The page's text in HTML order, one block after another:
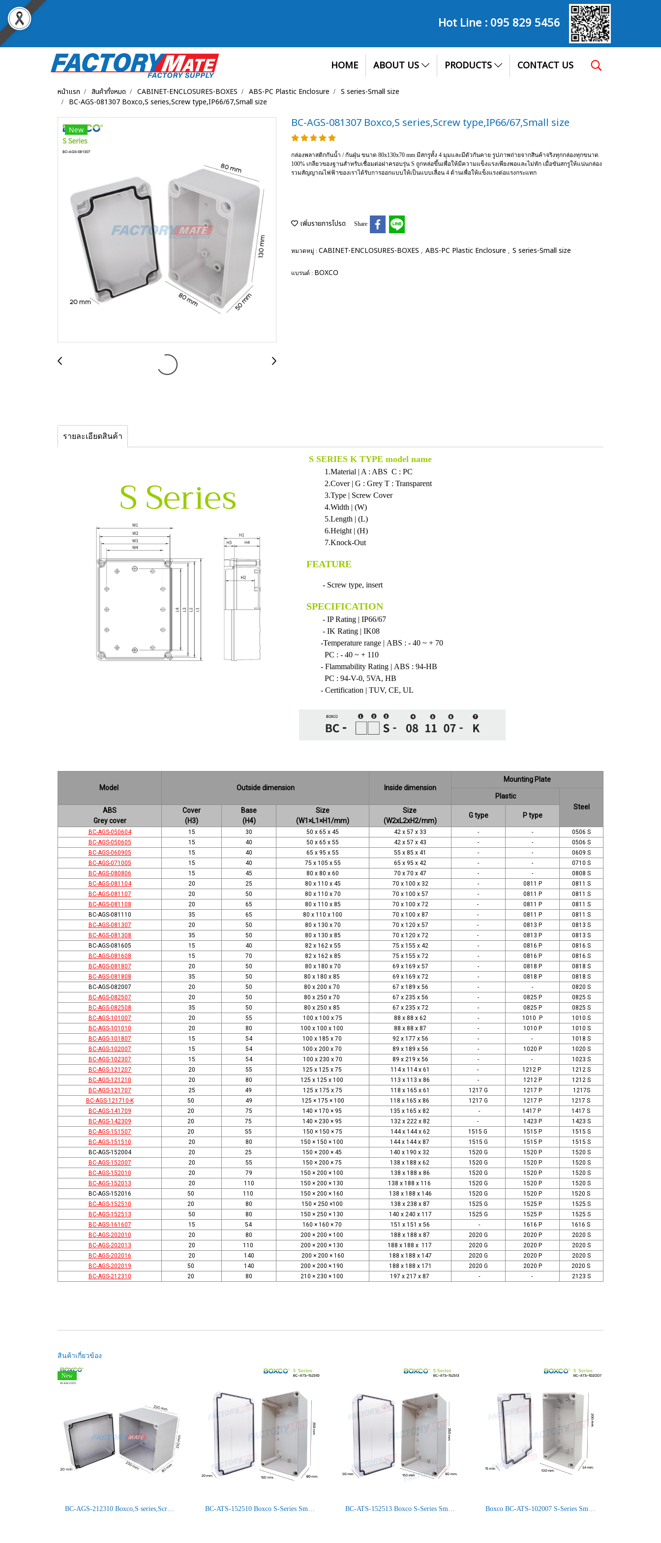
Hot Line :095 829 5456
HOME ABOUT US PRODUCTS CONTACT US
หน้าแรก สินค้าทั้งหมด CABINET-ENCLOSURES-BOXES ABS-PC Plastic Enclosure
S series-Small size
BC-AGS-081307 Boxco,S series,Screw type,IP66/67,Small size
New BC-AGS-081307 Boxco,S series,Screw type,IP66/67,Small size
กล่องพลาสติกกันน้ำ / กันฝุ่น ขนาด 80x130x70 mm มีสกรูทั้ง 4 มุมและมีตัวกันคาย รูปภาพถ่ายจากสินค้าจริงทุกกล่องทุกขนาด
100% เกลียวของฐานสำหรับเชื่อมต่อฝาครอบรุ่น S ถูกหล่อขึ้นเพื่อให้มีความแข็งแรงเพียงพอและไม่หัก เมื่อขันสกรูให้แน่นกล่อง
รวมสัญญาณไฟฟ้าของเราได้รับการออกแบบให้เป็นแบบเลื่อน 4 ด้านเพื่อให้แข็งแรงต่อแรงกระแทก
เพิ่มรายการโปรด Share
หมวดหมู่ : CABINET-ENCLOSURES-BOXES ABS-PC Plastic Enclosure S series-Small size
แบรนด์ : BOXCO
รายละเอียดสินค้า
S Series
S SERIES K TYPE model name
1.Material | A : ABS C : PC
2.Cover | G : Grey T : Transparent
3.Type | Screw Cover
4.Width | (W)
5.Length | (L)
6.Height | (H)
7.Knock-Out
FEATURE
- Screw type, insert
SPECIFICATION
- IP Rating | IP66/67
- IK Rating | IK08
-Temperature range | ABS : - 40 ~ + 70
PC : - 40 ~ + 110
- Flammability Rating | ABS : 94-HB
PC : 94-V-0, 5VA, HB
- Certification | TUV, CE, UL
Model Outside dimension Inside dimension
Mounting Plate
Plastic
Steel
ABS
Grey cover
Cover
(H3)
Base
(H4)
Size
(W1×L1×H1/mm)
Size
(W2xL2xH2/mm)
G type P type
BC-AGS-050604 15 30 50 x 65 x 45 42 x 57 x 33 - -
0506 S
BC-AGS-050605
15 40 50 x 65 x 55 42 x 57 x 43 - -
0506 S
BC-AGS-060905
15 40 65 x 95 x 55 55 x 85 x 41 - -
0609 S
BC-AGS-071005
15 40 75 x 105 x 55 65 x 95 x 42 - -
0710 S
BC-AGS-080806
15 45 80 x 80 x 60 70 x 70 x 47 - -
0808 S
BC-AGS-081104
20 25 80 x 110 x 45 70 x 100 x 32 - 0811 P
0811 S
BC-AGS-081107
20 50 80 x 110 x 70 70 x 100 x 57 - 0811 P
0811 S
BC-AGS-081108
20 65 80 x 110 x 85 70 x 100 x 72 - 0811 P
0811 S
BC-AGS-081110
35 65 80 x 110 x 100 70 x 100 x 87 - 0811 P
0811 S
BC-AGS-081307
20 50 80 x 130 x 70 70 x 120 x 57 - 0813 P
0813 S
BC-AGS-081308
35 50 80 x 130 x 85 70 x 120 x 72 - 0813 P
0813 S
BC-AGS-081605
15 40 82 x 162 x 55 75 x 155 x 42 - 0816 P
0816 S
BC-AGS-081608
15 70 82 x 162 x 85 75 x 155 x 72 - 0816 P
0816 S
BC-AGS-081807
20 50 80 x 180 x 70 69 x 169 x 57 - 0818 P
0818 S
BC-AGS-081808
35 50 80 x 180 x 85 69 x 169 x 72 - 0818 P
0818 S
BC-AGS-082007
20 50 80 x 200 x 70 67 x 189 x 56 - -
0820 S
BC-AGS-082507
20 50 80 x 250 x 70 67 x 235 x 56 - 0825 P
0825 S
BC-AGS-082508
35 50 80 x 250 x 85 67 x 235 x 72 - 0825 P
0825 S
BC-AGS-101007
20 55 100 x 100 x 75 88 x 88 x 62 - 1010 P
1010 S
BC-AGS-101010
20 80 100 x 100 x 100 88 x 88 x 87 - 1010 P
1010 S
BC-AGS-101807
15 54 100 x 185 x 70 92 x 177 x 56 - -
1018 S
BC-AGS-102007
15 54 100 x 200 x 70 89 x 189 x 56 - 1020 P
1020 S
BC-AGS-102307
15 54 100 x 230 x 70 89 x 219 x 56 - -
1023 S
BC-AGS-121207
20 55 125 x 125 x 75 114 x 114 x 61 - 1212 P
1212 S
BC-AGS-121210
20 80 125 x 125 x 100 113 x 113 x 86 - 1212 P
1212 S
BC-AGS-121707
25 49 125 x 175 x 75 118 x 165 x 61 1217 G 1217 P
1217S
BC-AGS-121710-K
50 49 125 × 175 × 100 118 x 165 x 86 1217 G 1217 P
1217 S
BC-AGS-141709
20 75 140 × 170 × 95 135 x 165 x 82 - 1417 P
1417 S
BC-AGS-142309
20 75 140 × 230 × 95 132 x 222 x 82 - 1423 P
1423 S
BC-AGS-151507
20 55 150 × 150 × 75 144 x 144 x 62 1515 G 1515 P
1515 S
BC-AGS-151510
20 80 150 × 150 × 100 144 x 144 x 87 1515 G 1515 P
1515 S
BC-AGS-152004
20 25 150 × 200 × 45 140 x 190 x 32 1520 G 1520 P
1520 S
BC-AGS-152007
20 55 150 × 200 × 75 138 x 188 x 62 1520 G 1520 P
1520 S
BC-AGS-152010
20 79 150 × 200 × 100 138 x 188 x 86 1520 G 1520 P
1520 S
BC-AGS-152013
20 110 150 × 200 × 130 138 x 188 x 116 1520 G 1520 P
1520 S
BC-AGS-152016
50 110 150 × 200 × 160 138 x 188 x 146 1520 G 1520 P
1520 S
BC-AGS-152510
20 80 150 × 250 ×100 138 x 238 x 87 1525 G 1525 P
1525 S
BC-AGS-152513
50 80 150 × 250 × 130 140 x 240 x 117 1525 G 1525 P
1525 S
BC-AGS-161607
15 54 160 × 160 × 70 151 x 151 x 56 - 1616 P
1616 S
BC-AGS-202010
20 80 200 × 200 × 100 188 x 188 x 87 2020 G 2020 P
2020 S
BC-AGS-202013
20 110 200 × 200 × 130 188 x 188 x 117 2020 G 2020 P
2020 S
BC-AGS-202016
20 140 200 × 200 × 160 188 x 188 x 147 2020 G 2020 P
2020 S
BC-AGS-202019
50 140 200 × 200 × 190 188 x 188 x 171 2020 G 2020 P
2020 S
BC-AGS-212310
20 80 210 × 230 × 100 197 x 217 x 87 - - 2123 S
สินค้าเกี่ยวข้อง
New
BC-AGS-212310 Boxco,S series,Screw type,IP66/67,Small size BC-ATS-152510 Boxco S-Series Small Size, Transparent Cover, Screw Type IP66/67 BC-ATS-152513 Boxco S-Series Small Size, Transparent Cover, Screw Type IP66/67 Boxco BC-ATS-102007 S-Series Small Size, Transparent Cover, Screw Type IP66/67